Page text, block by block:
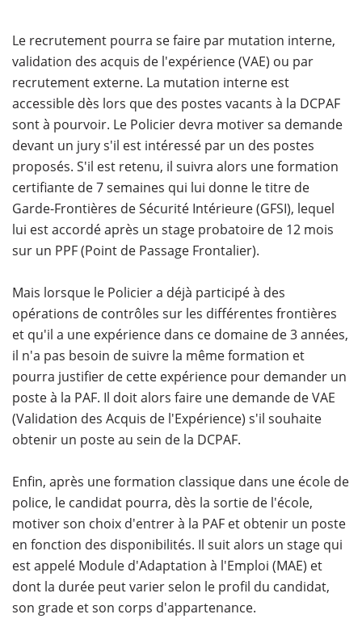
Le recrutement pourra se faire par mutation interne,
validation des acquis de l'expérience (VAE) ou par
recrutement externe. La mutation interne est
accessible dès lors que des postes vacants à la DCPAF
sont à pourvoir. Le Policier devra motiver sa demande
devant un jury s'il est intéressé par un des postes
proposés. S'il est retenu, il suivra alors une formation
certifiante de 7 semaines qui lui donne le titre de
Garde-Frontières de Sécurité Intérieure (GFSI), lequel
lui est accordé après un stage probatoire de 12 mois
sur un PPF (Point de Passage Frontalier).
Mais lorsque le Policier a déjà participé à des
opérations de contrôles sur les différentes frontières
et qu'il a une expérience dans ce domaine de 3 années,
il n'a pas besoin de suivre la même formation et
pourra justifier de cette expérience pour demander un
poste à la PAF. Il doit alors faire une demande de VAE
(Validation des Acquis de l'Expérience) s'il souhaite
obtenir un poste au sein de la DCPAF.
Enfin, après une formation classique dans une école de
police, le candidat pourra, dès la sortie de l'école,
motiver son choix d'entrer à la PAF et obtenir un poste
en fonction des disponibilités. Il suit alors un stage qui
est appelé Module d'Adaptation à l'Emploi (MAE) et
dont la durée peut varier selon le profil du candidat,
son grade et son corps d'appartenance.